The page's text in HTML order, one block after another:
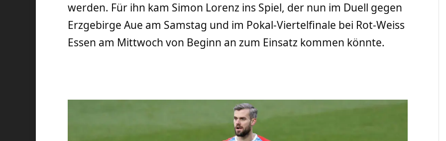
werden. Für ihn kam Simon Lorenz ins Spiel, der nun im Duell gegen
Erzgebirge Aue am Samstag und im Pokal-Viertelfinale bei Rot-Weiss
Essen am Mittwoch von Beginn an zum Einsatz kommen könnte.